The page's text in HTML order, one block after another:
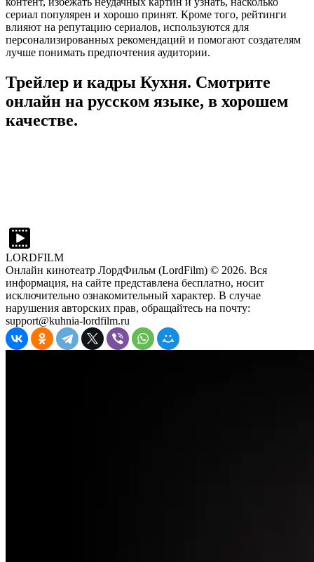
сериал популярен и хорошо принят. Кроме того, рейтинги
влияют на репутацию сериалов, используются для
персонализированных рекомендаций и помогают создателям
лучше понимать предпочтения аудитории.
Трейлер и кадры Кухня. Смотрите
онлайн на русском языке, в хорошем
качестве.
LORDFILM
Онлайн кинотеатр ЛордФильм (LordFilm) © 2026. Вся
информация, на сайте представлена бесплатно, носит
исключительно ознакомительный характер. В случае
нарушения авторских прав, обращайтесь на почту:
support@kuhnia-lordfilm.ru